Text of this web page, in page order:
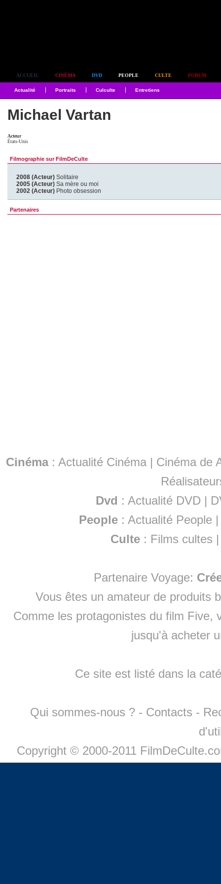
ACCUEIL CINÉMA DVD PEOPLE CULTE FORUM
Actualité Portraits Culculte Entretiens
Michael Vartan
Acteur
États-Unis
Filmographie sur FilmDeCulte
2008 (Acteur) Solitaire
2005 (Acteur) Sa mère ou moi
2002 (Acteur) Photo obsession
Partenaires
Cinéma: Actualité Cinéma | Cinéma de
Dvd : Actualité DVD |
People :Actualité People
Culte : Films cultes
Partenaire Voyage:
Vous êtes un amateur de produits
Comme les protagonistes du film Five,
jusqu'à acheter
Ce site est listé dans la
Qui sommes-nous ? - Contacts -
Copyright © 2000-2011